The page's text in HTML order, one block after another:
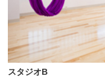
スタジオB